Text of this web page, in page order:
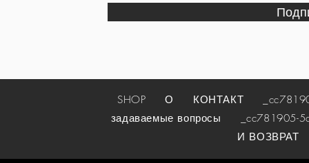
SHOP О КОНТАКТ
задаваемые вопросы _cc781905-
И ВОЗВРАТ